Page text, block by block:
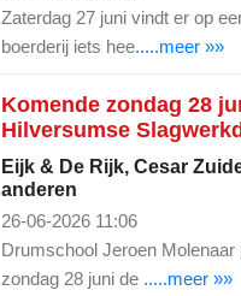
Zaterdag 27 juni vindt er op
boerderij iets hee.....meer »»
Komende zondag 28
Hilversumse
Eijk & De Rijk, Cesar
anderen
26-06-2026 11:06
Drumschool Jeroen Molenaar
zondag 28 juni de .....meer »»